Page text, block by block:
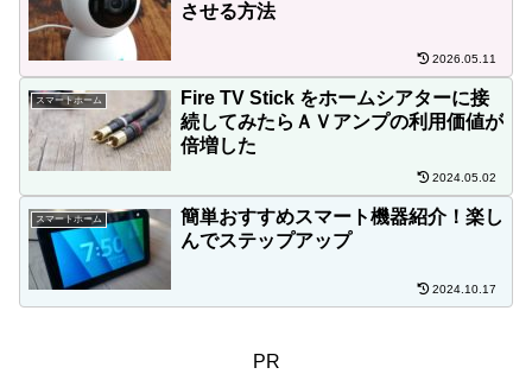
させる方法
2026.05.11
スマートホーム
Fire TV Stick をホームシアターに接
続してみたらＡＶアンプの利用価値が
倍増した
2024.05.02
スマートホーム
簡単おすすめスマート機器紹介！楽し
んでステップアップ
2024.10.17
PR